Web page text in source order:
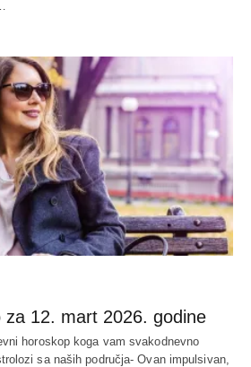
za 12. mart 2026. godine
horoskop koga vam svakodnevno
sa naših područja- Ovan impulsivan,